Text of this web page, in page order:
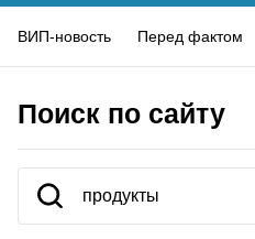
ВИП-новость Перед фактом
Поиск по сайту